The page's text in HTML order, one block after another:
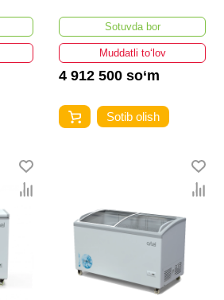
Sotuvda bor
Muddatli to‘lov
4 912 500 so‘m
Sotib olish